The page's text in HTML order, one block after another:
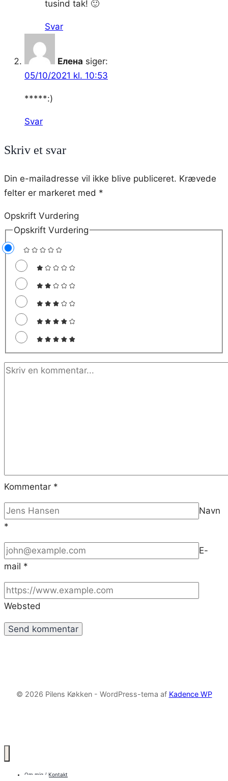
tusind tak! 🙂
Svar
Елена siger:
05/10/2021 kl. 10:53
*****:)
Svar
Skriv et svar
Din e-mailadresse vil ikke blive publiceret. Krævede
felter er markeret med *
Opskrift Vurdering
Opskrift Vurdering
Kommentar *
Navn
*
E-
mail *
Websted
© 2026 Pilens Køkken - WordPress-tema af Kadence WP
Om mig / Kontakt